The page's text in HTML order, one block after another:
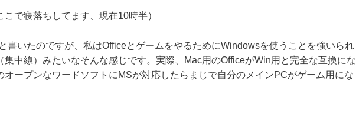
こで寝落ちしてます、現在10時半）
書いたのですが、私はOfficeとゲームをやるためにWindowsを使うことを強いられ
集中線）みたいなそんな感じです。実際、Mac用のOfficeがWin用と完全な互換にな
オープンなワードソフトにMSが対応したらまじで自分のメインPCがゲーム用にな